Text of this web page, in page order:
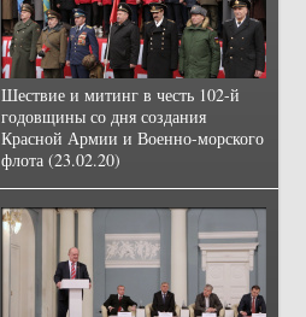
Шествие и митинг в честь 102-й
годовщины со дня создания
Красной Армии и Военно-морского
флота (23.02.20)